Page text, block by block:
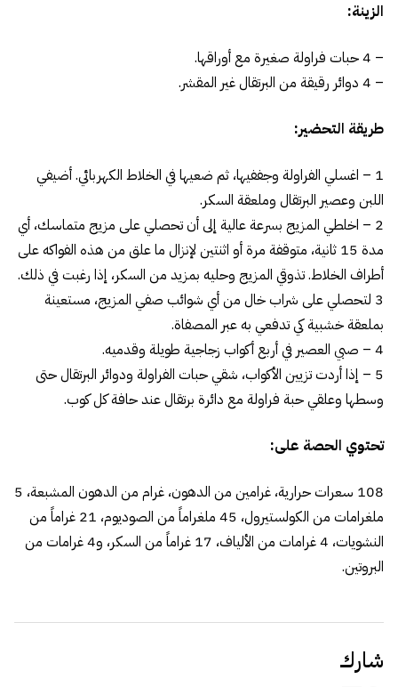
الزينة:
– 4 حبات فراولة صغيرة مع أوراقها.
– 4 دوائر رقيقة من البرتقال غير المقشر.
طريقة التحضير:
1 – اغسلي الفراولة وجففيها، ثم ضعيها في الخلاط الكهربائي. أضيفي
اللبن وعصير البرتقال وملعقة السكر.
2 – اخلطي المزيج بسرعة عالية إلى أن تحصلي على مزيج متماسك، أي
مدة 15 ثانية، متوقفة مرة أو اثنتين لإنزال ما علق من هذه الفواكه على
أطراف الخلاط. تذوقي المزيج وحليه بمزيد من السكر، إذا رغبت في ذلك.
3 لتحصلي على شراب خال من أي شوائب صفي المزيج، مستعينة
بملعقة خشبية كي تدفعي به عبر المصفاة.
4 – صبي العصير في أربع أكواب زجاجية طويلة وقدميه.
5 – إذا أردت تزيين الأكواب، شقي حبات الفراولة ودوائر البرتقال حتى
وسطها وعلقي حبة فراولة مع دائرة برتقال عند حافة كل كوب.
تحتوي الحصة على:
108 سعرات حرارية، غرامين من الدهون، غرام من الدهون المشبعة، 5
ملغرامات من الكولستيرول، 45 ملغراماً من الصوديوم، 21 غراماً من
النشويات، 4 غرامات من الألياف، 17 غراماً من السكر، و4 غرامات من
البروتين.
شارك